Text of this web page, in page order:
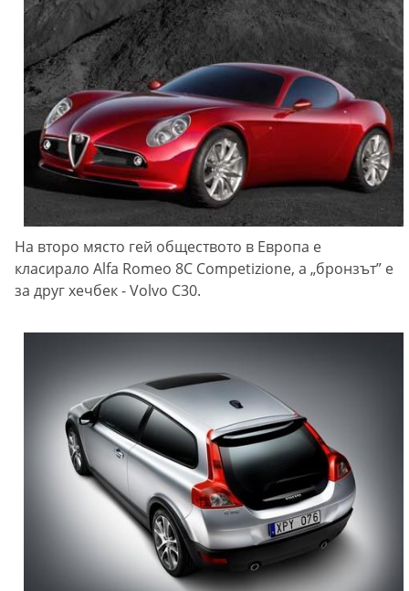
На второ място гей обществото в Европа е
класирало Alfa Romeo 8C Compеtizione, а „бронзът” е
за друг хечбек - Volvo С30.